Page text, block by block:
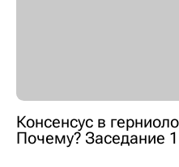
Консенсус в
Почему? Заседание